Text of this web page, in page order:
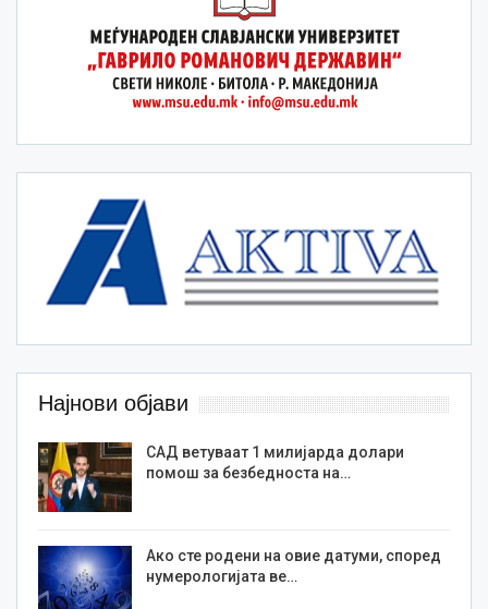
Најнови објави
САД ветуваат 1 милијарда долари
помош за безбедноста на…
Ако сте родени на овие датуми, според
нумерологијата ве…